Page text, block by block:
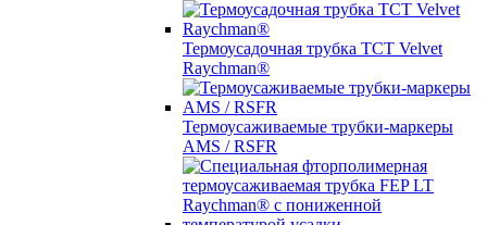
Термоусадочная трубка TCT Velvet
Raychman®
Термоусаживаемые трубки-маркеры
AMS / RSFR